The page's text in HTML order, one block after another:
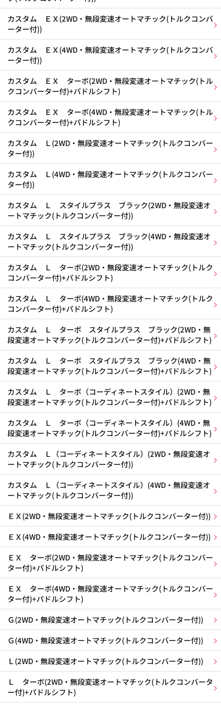
カスタム ＥＸ(2WD・無段変速オートマチック(トルクコンバ
ーター付))
カスタム ＥＸ(4WD・無段変速オートマチック(トルクコンバ
ーター付))
カスタム ＥＸ ターボ(2WD・無段変速オートマチック(トル
クコンバーター付)+パドルシフト)
カスタム ＥＸ ターボ(4WD・無段変速オートマチック(トル
クコンバーター付)+パドルシフト)
カスタム Ｌ(2WD・無段変速オートマチック(トルクコンバー
ター付))
カスタム Ｌ(4WD・無段変速オートマチック(トルクコンバー
ター付))
カスタム Ｌ スタイルプラス ブラック(2WD・無段変速オ
ートマチック(トルクコンバーター付))
カスタム Ｌ スタイルプラス ブラック(4WD・無段変速オ
ートマチック(トルクコンバーター付))
カスタム Ｌ ターボ(2WD・無段変速オートマチック(トルク
コンバーター付)+パドルシフト)
カスタム Ｌ ターボ(4WD・無段変速オートマチック(トルク
コンバーター付)+パドルシフト)
カスタム Ｌ ターボ スタイルプラス ブラック(2WD・無
段変速オートマチック(トルクコンバーター付)+パドルシフト)
カスタム Ｌ ターボ スタイルプラス ブラック(4WD・無
段変速オートマチック(トルクコンバーター付)+パドルシフト)
カスタム Ｌ ターボ（コーディネートスタイル）(2WD・無
段変速オートマチック(トルクコンバーター付)+パドルシフト)
カスタム Ｌ ターボ（コーディネートスタイル）(4WD・無
段変速オートマチック(トルクコンバーター付)+パドルシフト)
カスタム Ｌ（コーディネートスタイル）(2WD・無段変速オ
ートマチック(トルクコンバーター付))
カスタム Ｌ（コーディネートスタイル）(4WD・無段変速オ
ートマチック(トルクコンバーター付))
ＥＸ(2WD・無段変速オートマチック(トルクコンバーター付))
ＥＸ(4WD・無段変速オートマチック(トルクコンバーター付))
ＥＸ ターボ(2WD・無段変速オートマチック(トルクコンバー
ター付)+パドルシフト)
ＥＸ ターボ(4WD・無段変速オートマチック(トルクコンバー
ター付)+パドルシフト)
Ｇ(2WD・無段変速オートマチック(トルクコンバーター付))
Ｇ(4WD・無段変速オートマチック(トルクコンバーター付))
Ｌ(2WD・無段変速オートマチック(トルクコンバーター付))
Ｌ ターボ(2WD・無段変速オートマチック(トルクコンバータ
ー付)+パドルシフト)